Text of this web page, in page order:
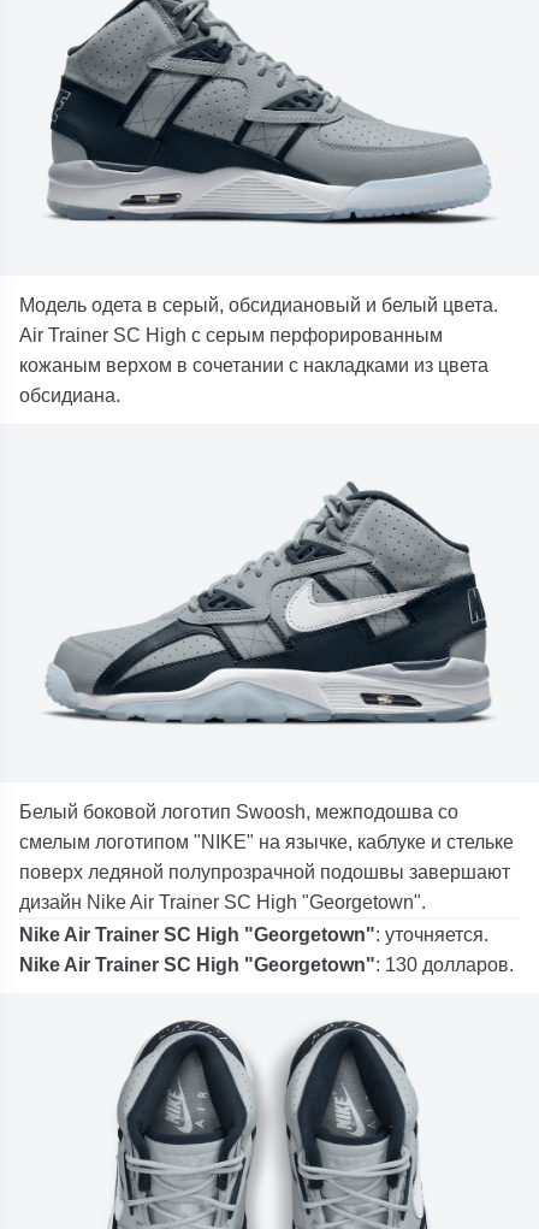
Модель одета в серый, обсидиановый и белый цвета.
Air Trainer SC High с серым перфорированным
кожаным верхом в сочетании с накладками из цвета
обсидиана.
Белый боковой логотип Swoosh, межподошва со
смелым логотипом "NIKE" на язычке, каблуке и стельке
поверх ледяной полупрозрачной подошвы завершают
дизайн Nike Air Trainer SC High "Georgetown".
Nike Air Trainer SC High "Georgetown": уточняется.
Nike Air Trainer SC High "Georgetown": 130 долларов.